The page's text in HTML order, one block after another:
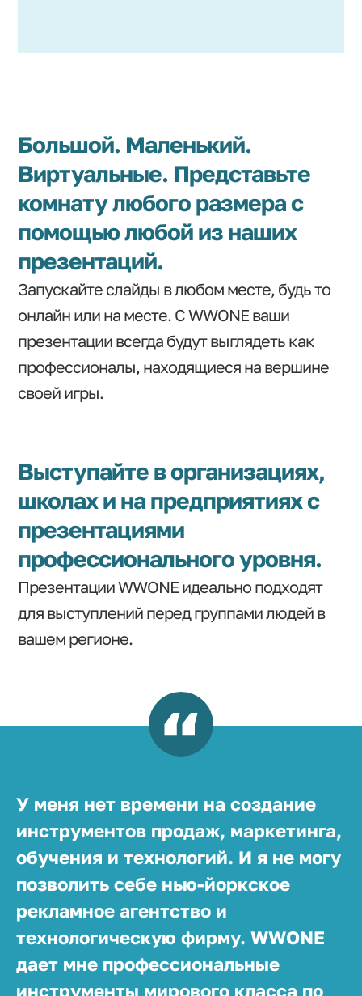
Большой. Маленький.
Виртуальные. Представьте
комнату любого размера с
помощью любой из наших
презентаций.
Запускайте слайды в любом месте, будь то
онлайн или на месте. С WWONE ваши
презентации всегда будут выглядеть как
профессионалы, находящиеся на вершине
своей игры.
Выступайте в организациях,
школах и на предприятиях с
презентациями
профессионального уровня.
Презентации WWONE идеально подходят
для выступлений перед группами людей в
вашем регионе.
У меня нет времени на создание
инструментов продаж, маркетинга,
обучения и технологий. И я не могу
позволить себе нью-йоркское
рекламное агентство и
технологическую фирму. WWONE
дает мне профессиональные
инструменты мирового класса по